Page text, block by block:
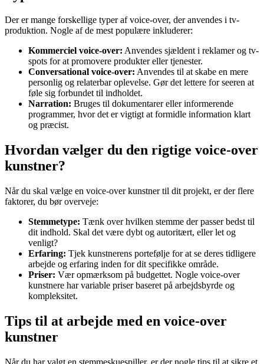
Der er mange forskellige typer af voice-over, der anvendes i tv-
produktion. Nogle af de mest populære inkluderer:
Kommerciel voice-over: Anvendes sjældent i reklamer og tv-
spots for at promovere produkter eller tjenester.
Conversational voice-over: Anvendes til at skabe en mere
personlig og relaterbar oplevelse. Gør det lettere for seeren at
føle sig forbundet til indholdet.
Narration: Bruges til dokumentarer eller informerende
programmer, hvor det er vigtigt at formidle information klart
og præcist.
Hvordan vælger du den rigtige voice-over
kunstner?
Når du skal vælge en voice-over kunstner til dit projekt, er der flere
faktorer, du bør overveje:
Stemmetype: Tænk over hvilken stemme der passer bedst til
dit indhold. Skal det være dybt og autoritært, eller let og
venligt?
Erfaring: Tjek kunstnerens portefølje for at se deres tidligere
arbejde og erfaring inden for dit specifikke område.
Priser: Vær opmærksom på budgettet. Nogle voice-over
kunstnere har variable priser baseret på arbejdsbyrde og
kompleksitet.
Tips til at arbejde med en voice-over
kunstner
Når du har valgt en stemmeskuespiller, er der nogle tips til at sikre et